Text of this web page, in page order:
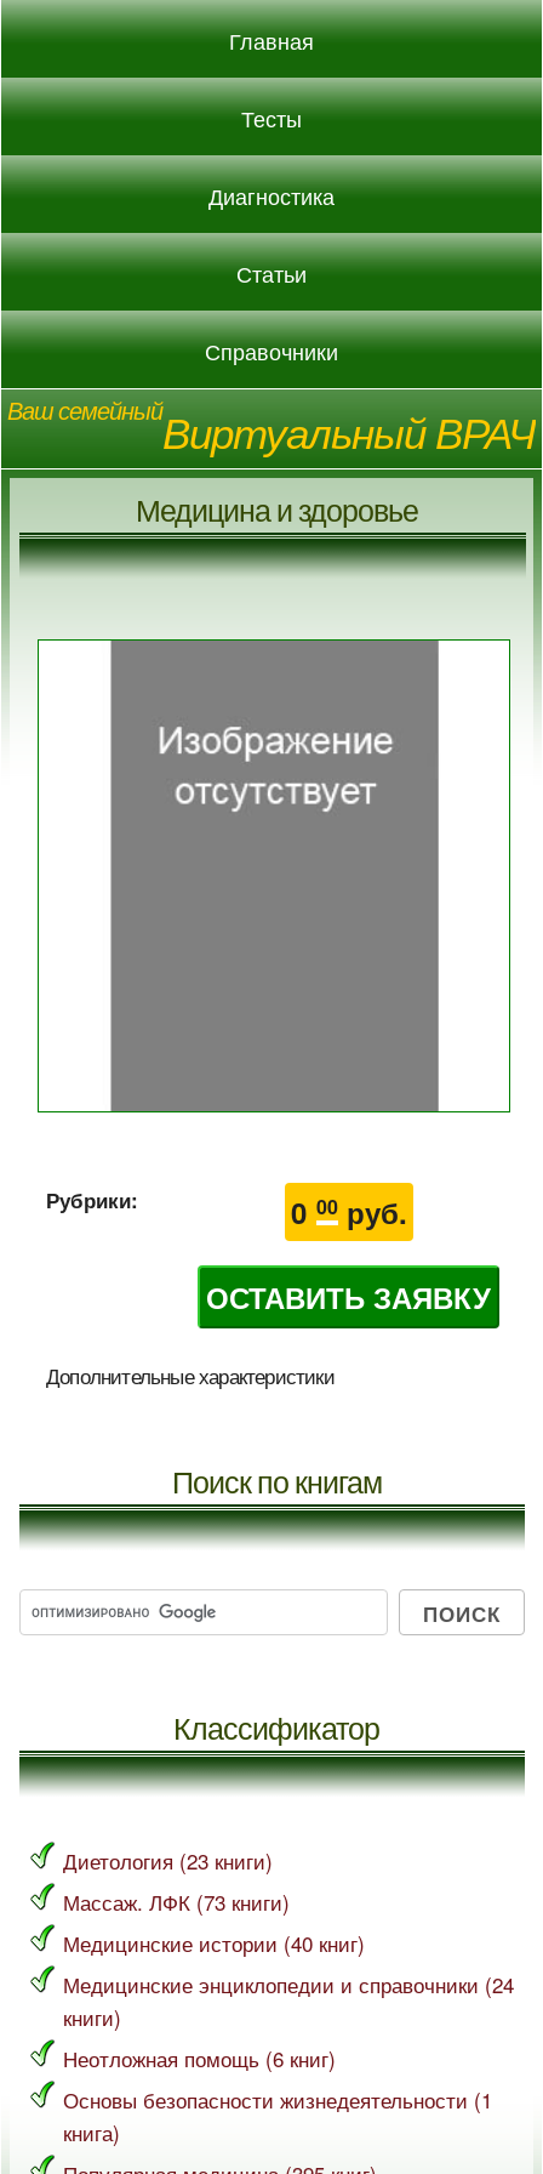
Главная
Тесты
Диагностика
Статьи
Справочники
Ваш семейныйВиртуальный ВРАЧ
Медицина и здоровье
0 00руб.
ОСТАВИТЬ ЗАЯВКУ
Рубрики:
Дополнительные характеристики
Поиск по книгам
Классификатор
Диетология (23 книги)
Массаж. ЛФК (73 книги)
Медицинские истории (40 книг)
Медицинские энциклопедии и справочники (24
книги)
Неотложная помощь (6 книг)
Основы безопасности жизнедеятельности (1
книга)